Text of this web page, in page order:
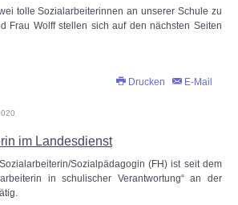
tolle Sozialarbeiterinnen an unserer Schule zu
Frau Wolff stellen sich auf den nächsten Seiten
Drucken E-Mail
im Landesdienst
Sozialpädagogin (FH) ist seit dem
in schulischer Verantwortung“ an der